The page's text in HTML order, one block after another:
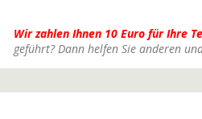
Wir zahlen Ihnen 10 Euro für Ihre
geführt? Dann helfen Sie anderen